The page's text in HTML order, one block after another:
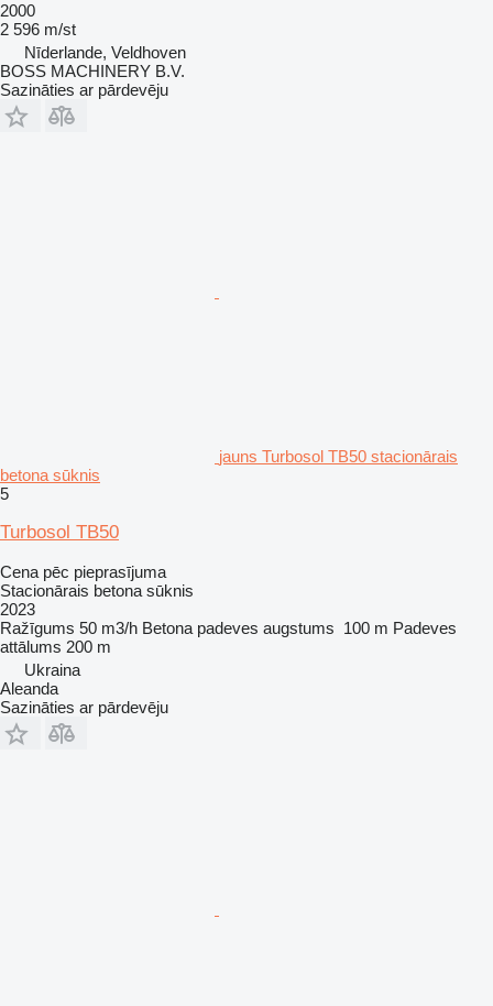
2000
2 596 m/st
Nīderlande, Veldhoven
BOSS MACHINERY B.V.
Sazināties ar pārdevēju
jauns Turbosol TB50 stacionārais
betona sūknis
5
Turbosol TB50
Cena pēc pieprasījuma
Stacionārais betona sūknis
2023
Ražīgums 50 m3/h Betona padeves augstums 100 m Padeves
attālums 200 m
Ukraina
Aleanda
Sazināties ar pārdevēju